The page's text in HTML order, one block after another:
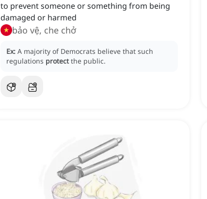
to prevent someone or something from being
damaged or harmed
bảo vệ, che chở
Ex: A majority of Democrats believe that such
regulations protect the public.